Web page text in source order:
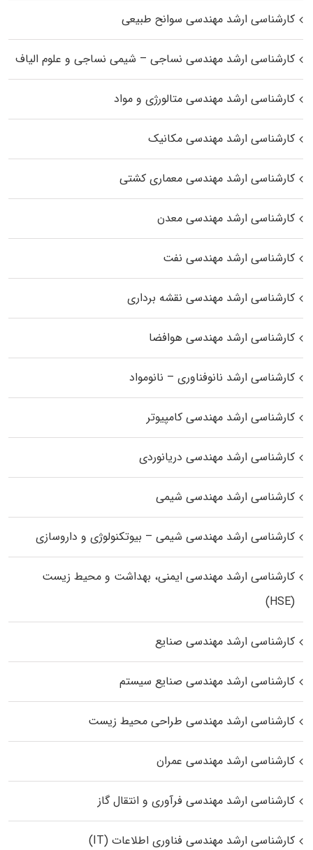
کارشناسی ارشد مهندسی سوانح طبیعی
کارشناسی ارشد مهندسی نساجی – شیمی نساجی و علوم الیاف
کارشناسی ارشد مهندسی متالورژی و مواد
کارشناسی ارشد مهندسی مکانیک
کارشناسی ارشد مهندسی معماری کشتی
کارشناسی ارشد مهندسی معدن
کارشناسی ارشد مهندسی نفت
کارشناسی ارشد مهندسی نقشه برداری
کارشناسی ارشد مهندسی هوافضا
کارشناسی ارشد نانوفناوری – نانومواد
کارشناسی ارشد مهندسی کامپیوتر
کارشناسی ارشد مهندسی دریانوردی
کارشناسی ارشد مهندسی شیمی
کارشناسی ارشد مهندسی شیمی – بیوتکنولوژی و داروسازی
کارشناسی ارشد مهندسی ایمنی، بهداشت و محیط زیست
(HSE)
کارشناسی ارشد مهندسی صنایع
کارشناسی ارشد مهندسی صنایع سیستم
کارشناسی ارشد مهندسی طراحی محیط زیست
کارشناسی ارشد مهندسی عمران
کارشناسی ارشد مهندسی فرآوری و انتقال گاز
کارشناسی ارشد مهندسی فناوری اطلاعات (IT)